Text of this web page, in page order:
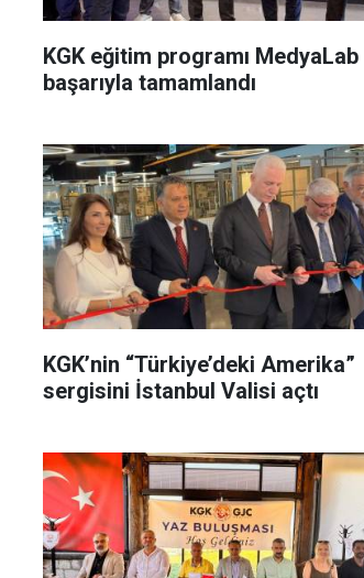
KGK eğitim programı MedyaLab
başarıyla tamamlandı
KGK’nin “Türkiye’deki Amerika”
sergisini İstanbul Valisi açtı